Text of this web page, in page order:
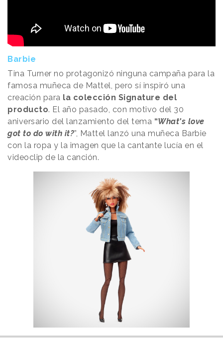
Barbie
Tina Turner no protagonizó ninguna campaña para la
famosa muñeca de Mattel, pero sí inspiró una
creación para la colección Signature del
producto. El año pasado, con motivo del 30
aniversario del lanzamiento del tema “What's love
got to do with it?”, Mattel lanzó una muñeca Barbie
con la ropa y la imagen que la cantante lucía en el
videoclip de la canción.